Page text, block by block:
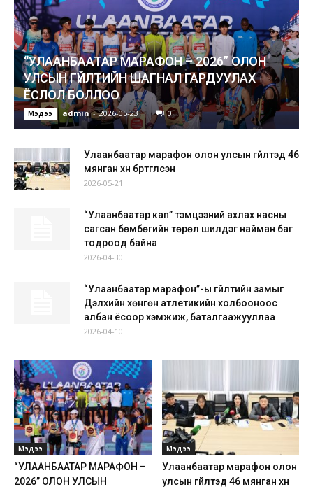
“УЛААНБААТАР МАРАФОН – 2026” ОЛОН
УЛСЫН ГҮЙЛТИЙН ШАГНАЛ ГАРДУУЛАХ
ЁСЛОЛ БОЛЛОО
Мэдээ admin - 2026-05-23 0
Улаанбаатар марафон олон улсын гүйлтэд 46
мянган хүн бүртгүүлсэн
2026-05-21
“Улаанбаатар кап” тэмцээний ахлах насны
сагсан бөмбөгийн төрөл шилдэг найман баг
тодроод байна
2026-04-30
“Улаанбаатар марафон”-ы гүйлтийн замыг
Дэлхийн хөнгөн атлетикийн холбооноос
албан ёсоор хэмжиж, баталгаажууллаа
2026-04-10
Мэдээ
“УЛААНБААТАР МАРАФОН –
2026” ОЛОН УЛСЫН
Мэдээ
Улаанбаатар марафон олон
улсын гүйлтэд 46 мянган хүн